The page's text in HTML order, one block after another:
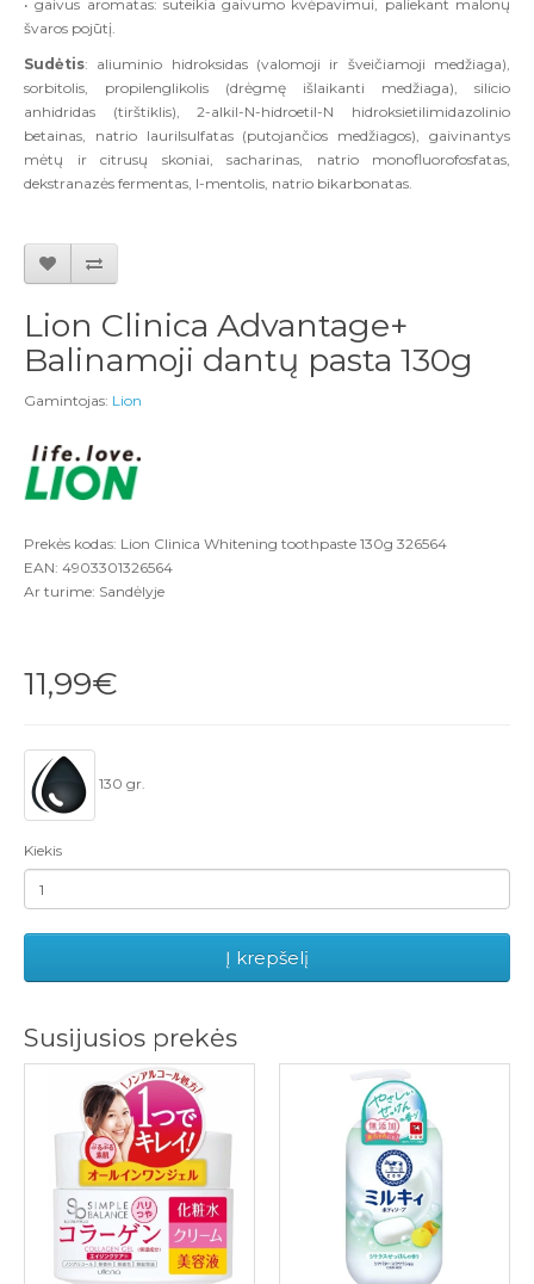
• gaivus aromatas: suteikia gaivumo kvėpavimui, paliekant malonų
švaros pojūtį.
Sudėtis: aliuminio hidroksidas (valomoji ir šveičiamoji medžiaga),
sorbitolis, propilenglikolis (drėgmę išlaikanti medžiaga), silicio
anhidridas (tirštiklis), 2-alkil-N-hidroetil-N hidroksietilimidazolinio
betainas, natrio laurilsulfatas (putojančios medžiagos), gaivinantys
mėtų ir citrusų skoniai, sacharinas, natrio monofluorofosfatas,
dekstranazės fermentas, l-mentolis, natrio bikarbonatas.
Lion Clinica Advantage+
Balinamoji dantų pasta 130g
Gamintojas: Lion
Prekės kodas: Lion Clinica Whitening toothpaste 130g 326564
EAN: 4903301326564
Ar turime: Sandėlyje
11,99€
130 gr.
Kiekis
Į krepšelį
Susijusios prekės